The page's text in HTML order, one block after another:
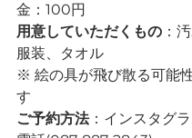
金：100円
用意していただくもの ：
服装、タオル
※ 絵の具が飛び散る可能
す
ご予約方法：インスタグ